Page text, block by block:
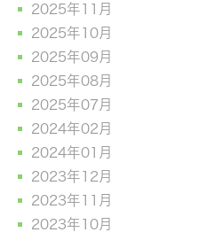
2025年11月
2025年10月
2025年09月
2025年08月
2025年07月
2024年02月
2024年01月
2023年12月
2023年11月
2023年10月